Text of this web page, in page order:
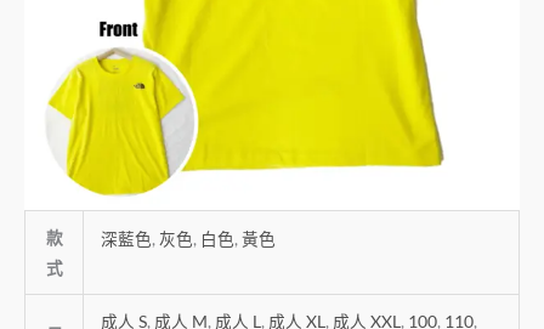
款
式
深藍色, 灰色, 白色, 黃色
成人 S, 成人 M, 成人 L , 成人 XL , 成人 XXL , 100, 110,